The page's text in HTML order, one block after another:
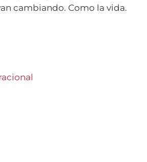
cambiando. Como la vida.